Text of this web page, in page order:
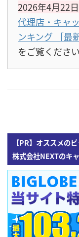
2026年4月22
代理店・キャ
ンキング ［最
をご覧ください
【PR】オススメの
株式会社NEXTのキ